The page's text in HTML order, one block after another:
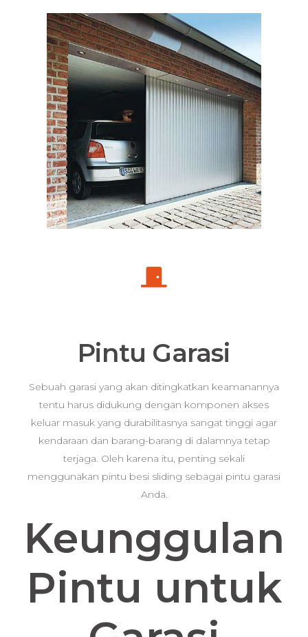
Pintu Garasi
Sebuah garasi yang akan ditingkatkan keamanannya
tentu harus didukung dengan komponen akses
keluar masuk yang durabilitasnya sangat tinggi agar
kendaraan dan barang-barang di dalamnya tetap
terjaga. Oleh karena itu, penting sekali
menggunakan pintu besi sliding sebagai pintu garasi
Anda.
Keunggulan
Pintu untuk